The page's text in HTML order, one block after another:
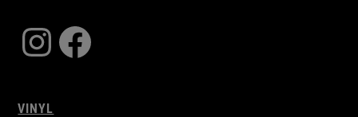
Instagram
Facebook
VINYL